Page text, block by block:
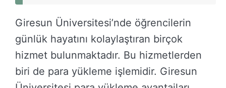
Giresun Üniversitesi’nde öğrencilerin
günlük hayatını kolaylaştıran birçok
hizmet bulunmaktadır. Bu hizmetlerden
biri de para yükleme işlemidir. Giresun